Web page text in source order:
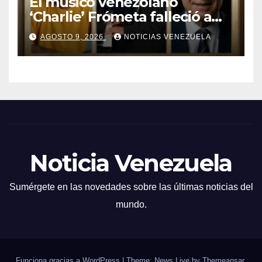
‘Charlie’ Frómeta falleció a
sus 82 años
AGOSTO 9, 2026 NOTICIAS VENEZUELA
Noticia Venezuela
Sumérgete en las novedades sobre las últimas noticias del
mundo.